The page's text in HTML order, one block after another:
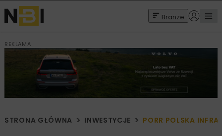
Branże
REKLAMA
STRONA GŁÓWNA INWESTYCJE PORR POLSKA